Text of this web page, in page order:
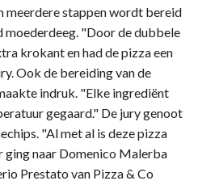
meerdere stappen wordt bereid
"Door de dubbele
krokant en had de pizza een
Ook de bereiding van de
indruk. "Elke ingrediënt
gegaard." De jury genoot
"Al met al is deze pizza
ging naar Domenico Malerba
Prestato van Pizza & Co